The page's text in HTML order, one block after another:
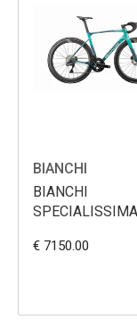
BIANCHI
BIANCHI
€ 7150.00